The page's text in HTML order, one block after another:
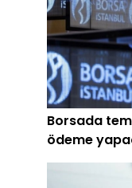
Borsada
ödeme